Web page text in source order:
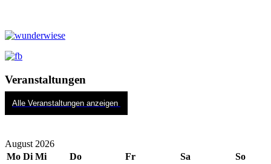
Veranstaltungen
Alle Veranstaltungen anzeigen
August 2026
Mo Di Mi Do Fr Sa
So